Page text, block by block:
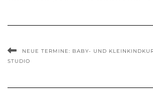
NEUE TERMINE: BABY- UND
STUDIO